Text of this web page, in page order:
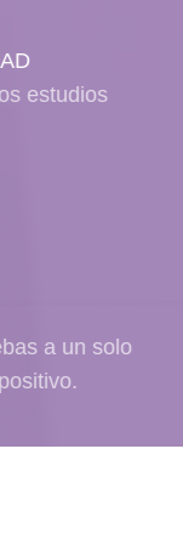
estudios
a un solo